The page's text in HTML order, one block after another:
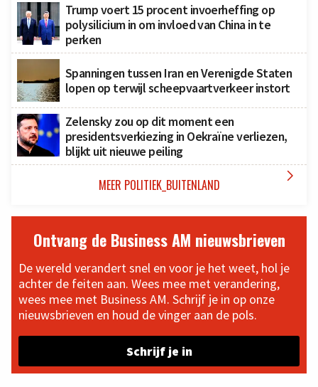
Trump voert 15 procent invoerheffing op
polysilicium in om invloed van China in te
perken
Spanningen tussen Iran en Verenigde Staten
lopen op terwijl scheepvaartverkeer instort
Zelensky zou op dit moment een
presidentsverkiezing in Oekraïne verliezen,
blijkt uit nieuwe peiling
MEER POLITIEK_BUITENLAND 
Ontvang de Business AM nieuwsbrieven
De wereld verandert snel en voor je het weet, hol je
achter de feiten aan. Wees mee met verandering,
wees mee met Business AM. Schrijf je in op onze
nieuwsbrieven en houd de vinger aan de pols.
Schrijf je in